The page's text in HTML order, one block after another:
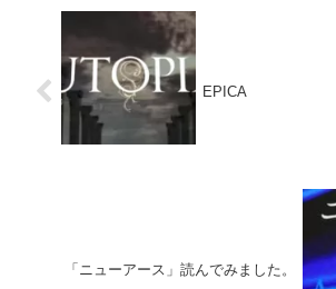
EPICA
「ニューアース」読んでみました。